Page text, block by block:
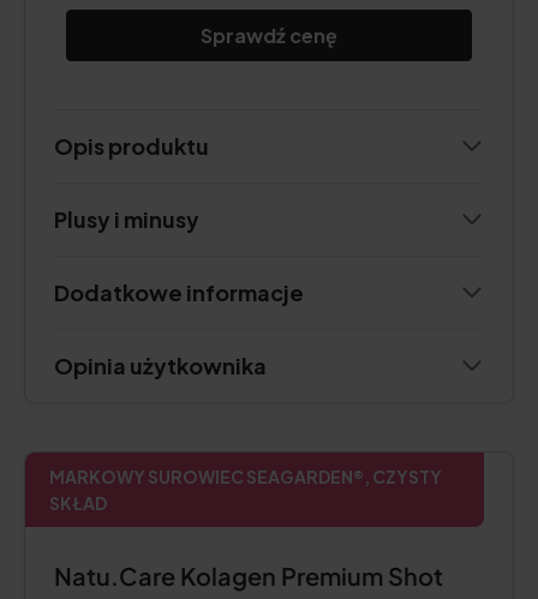
Sprawdź cenę
Opis produktu
Plusy i minusy
Dodatkowe informacje
Opinia użytkownika
MARKOWY SUROWIEC SEAGARDEN®, CZYSTY
SKŁAD
Natu.Care Kolagen Premium Shot